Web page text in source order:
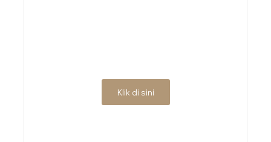
Klik di sini